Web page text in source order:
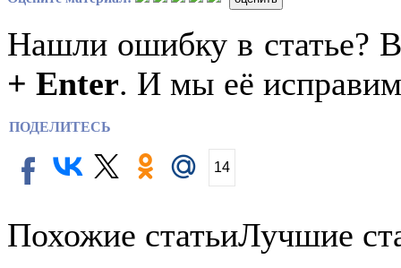
Нашли ошибку в статье?
+ Enter. И мы её
ПОДЕЛИТЕСЬ
14
Похожие статьиЛучшие